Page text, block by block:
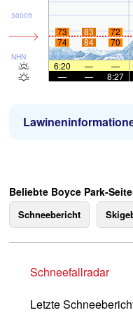
NHN
3000ft
73 83 72
74
84 70
6:20 — —
—
— 8:27
Beliebte Boyce Park-
Schneebericht
Schneefallradar
Letzte